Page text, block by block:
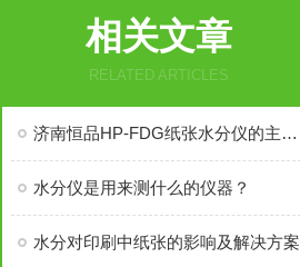
相关文章
RELATED ARTICLES
济南恒品HP-FDG纸张水分仪的主要参数
水分仪是用来测什么的仪器？
水分对印刷中纸张的影响及解决方案